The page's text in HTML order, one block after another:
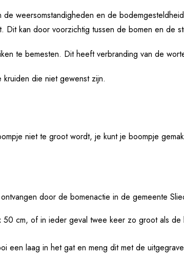
weersomstandigheden en de
Dit kan door voorzichtig tussen de bomen en de
te bemesten. Dit heeft verbranding van de
die niet gewenst zijn.
niet te groot wordt, je kunt je boompje
door de bomenactie in de gemeente
cm, of in ieder geval twee keer zo groot als
een laag in het gat en meng dit met de